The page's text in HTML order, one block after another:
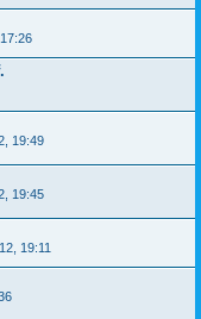
19:49
19:45
19:11